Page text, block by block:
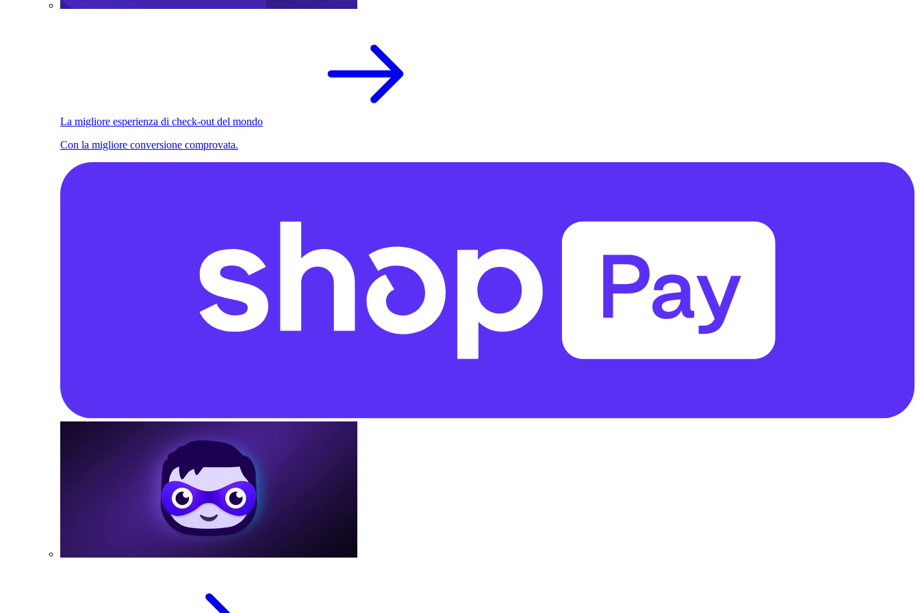
La migliore esperienza di check-out del mondo
Con la migliore conversione comprovata.